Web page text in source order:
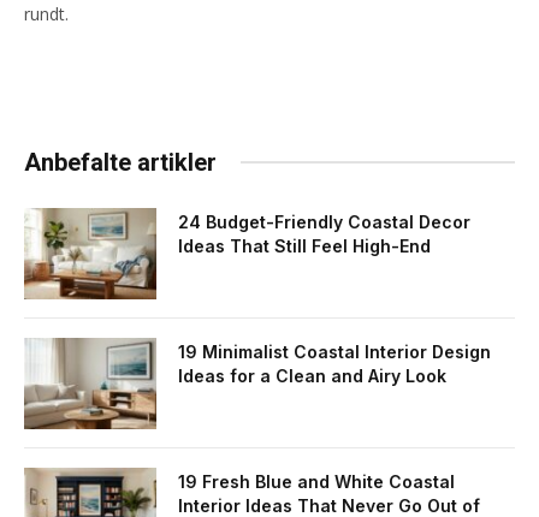
rundt.
Anbefalte artikler
24 Budget-Friendly Coastal Decor
Ideas That Still Feel High-End
19 Minimalist Coastal Interior Design
Ideas for a Clean and Airy Look
19 Fresh Blue and White Coastal
Interior Ideas That Never Go Out of